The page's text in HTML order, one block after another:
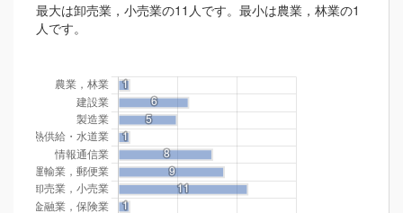
最大は卸売業，小売業の11人です。最小は農業，林業の1
人です。